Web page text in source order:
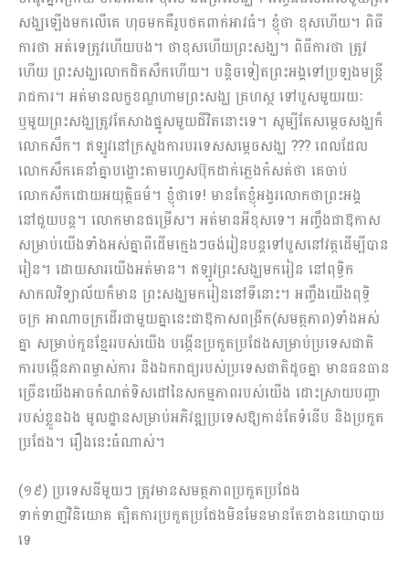
សង្ឃឡើងមកលើគេ ហុចមកគឺរូបថតពាក់អាវធំ។ ខ្ញុំថា ខុសហើយ។ ពិធី
ការថា អត់ទេត្រូវហើយបង។ ថាខុសហើយព្រះសង្ឃ។ ពិធីការថា ត្រូវ
ហើយ ព្រះសង្ឃលោកជិតសឹកហើយ។ បន្តិចទៀតព្រះអង្គទៅប្រឡងមន្ត្រី
រាជការ។ អត់មានលក្ខខណ្ឌហាមព្រះសង្ឃ គ្រហស្ថ ទៅបួសមួយរយៈ
ឬមួយព្រះសង្ឃត្រូវតែសាងផ្នូសមួយជីវិតនោះទេ។ សូម្បីតែសម្តេចសង្ឃក៏
លោកសឹក។ ឥឡូវនៅក្រសួងការបរទេសសម្តេចសង្ឃ ??? ពេលដែល
លោកសឹកគេនាំគ្នាបង្ហោះតាមហ្វេសប៊ុកដាក់ភ្លេងកំសត់ថា គេចាប់
លោកសឹកដោយអយុត្តិធម៌។ ខ្ញុំថាទេ! មានតែខ្ញុំអង្វរលោកថាព្រះអង្គ
នៅជួយបន្ត។ លោកមានជម្រើស។ អត់មានអីខុសទេ។ អញ្ចឹងជាឱកាស
សម្រាប់យើងទាំងអស់គ្នាពីដើមក្មេងៗចង់រៀនបន្តទៅបួសនៅវត្តដើម្បីបាន
រៀន។ ដោយសារយើងអត់មាន​។ ឥឡូវព្រះសង្ឃមករៀន នៅពុទ្ធិក
សាកលវិទ្យាល័យក៏មាន ព្រះសង្ឃមករៀននៅទីនោះ។ អញ្ចឹងយើងពុទ្ធិ
ចក្រ អាណាចក្រដើរជាមួយគ្នានេះជាឱកាសពង្រីក(សមត្ថភាព)ទាំងអស់
គ្នា សម្រាប់កូនខ្មែររបស់យើង បង្កើនប្រកួតប្រជែងសម្រាប់ប្រទេសជាតិ
ការបង្កើនភាពម្ចាស់ការ និងឯករាជ្យរបស់ប្រទេសជាតិដូចគ្នា មានធនធាន
ច្រើនយើងអាចកំណត់ទិសដៅនៃសកម្មភាពរបស់យើង ដោះស្រាយបញ្ហា
របស់ខ្លួនឯង មូលដ្ឋានសម្រាប់អភិវឌ្ឍប្រទេសឱ្យកាន់តែទំនើប និងប្រកួត
ប្រជែង។ រឿងនេះធំណាស់។​
(១៩) ប្រទេសនីមួយៗ ត្រូវមានសមត្ថភាពប្រកួតប្រជែង
ទាក់ទាញវិនិយោគ ត្បិតការប្រកួតប្រជែងមិនមែនមានតែខាងនយោបាយ
ទេ